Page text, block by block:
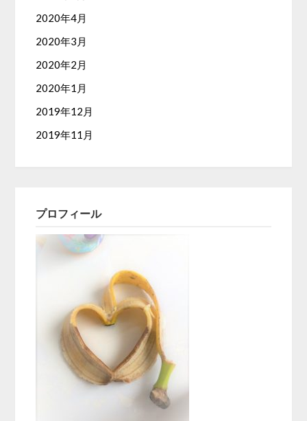
2020年4月
2020年3月
2020年2月
2020年1月
2019年12月
2019年11月
プロフィール